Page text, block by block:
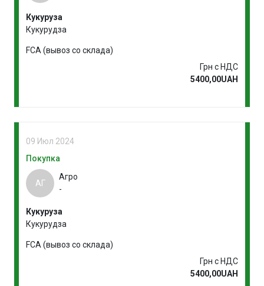
Кукуруза
Кукурудза
FCA (вывоз со склада)
Грн с НДС
5400,00UAH
09 Июл 2024
Покупка
АГ
Агро
-
Кукуруза
Кукурудза
FCA (вывоз со склада)
Грн с НДС
5400,00UAH